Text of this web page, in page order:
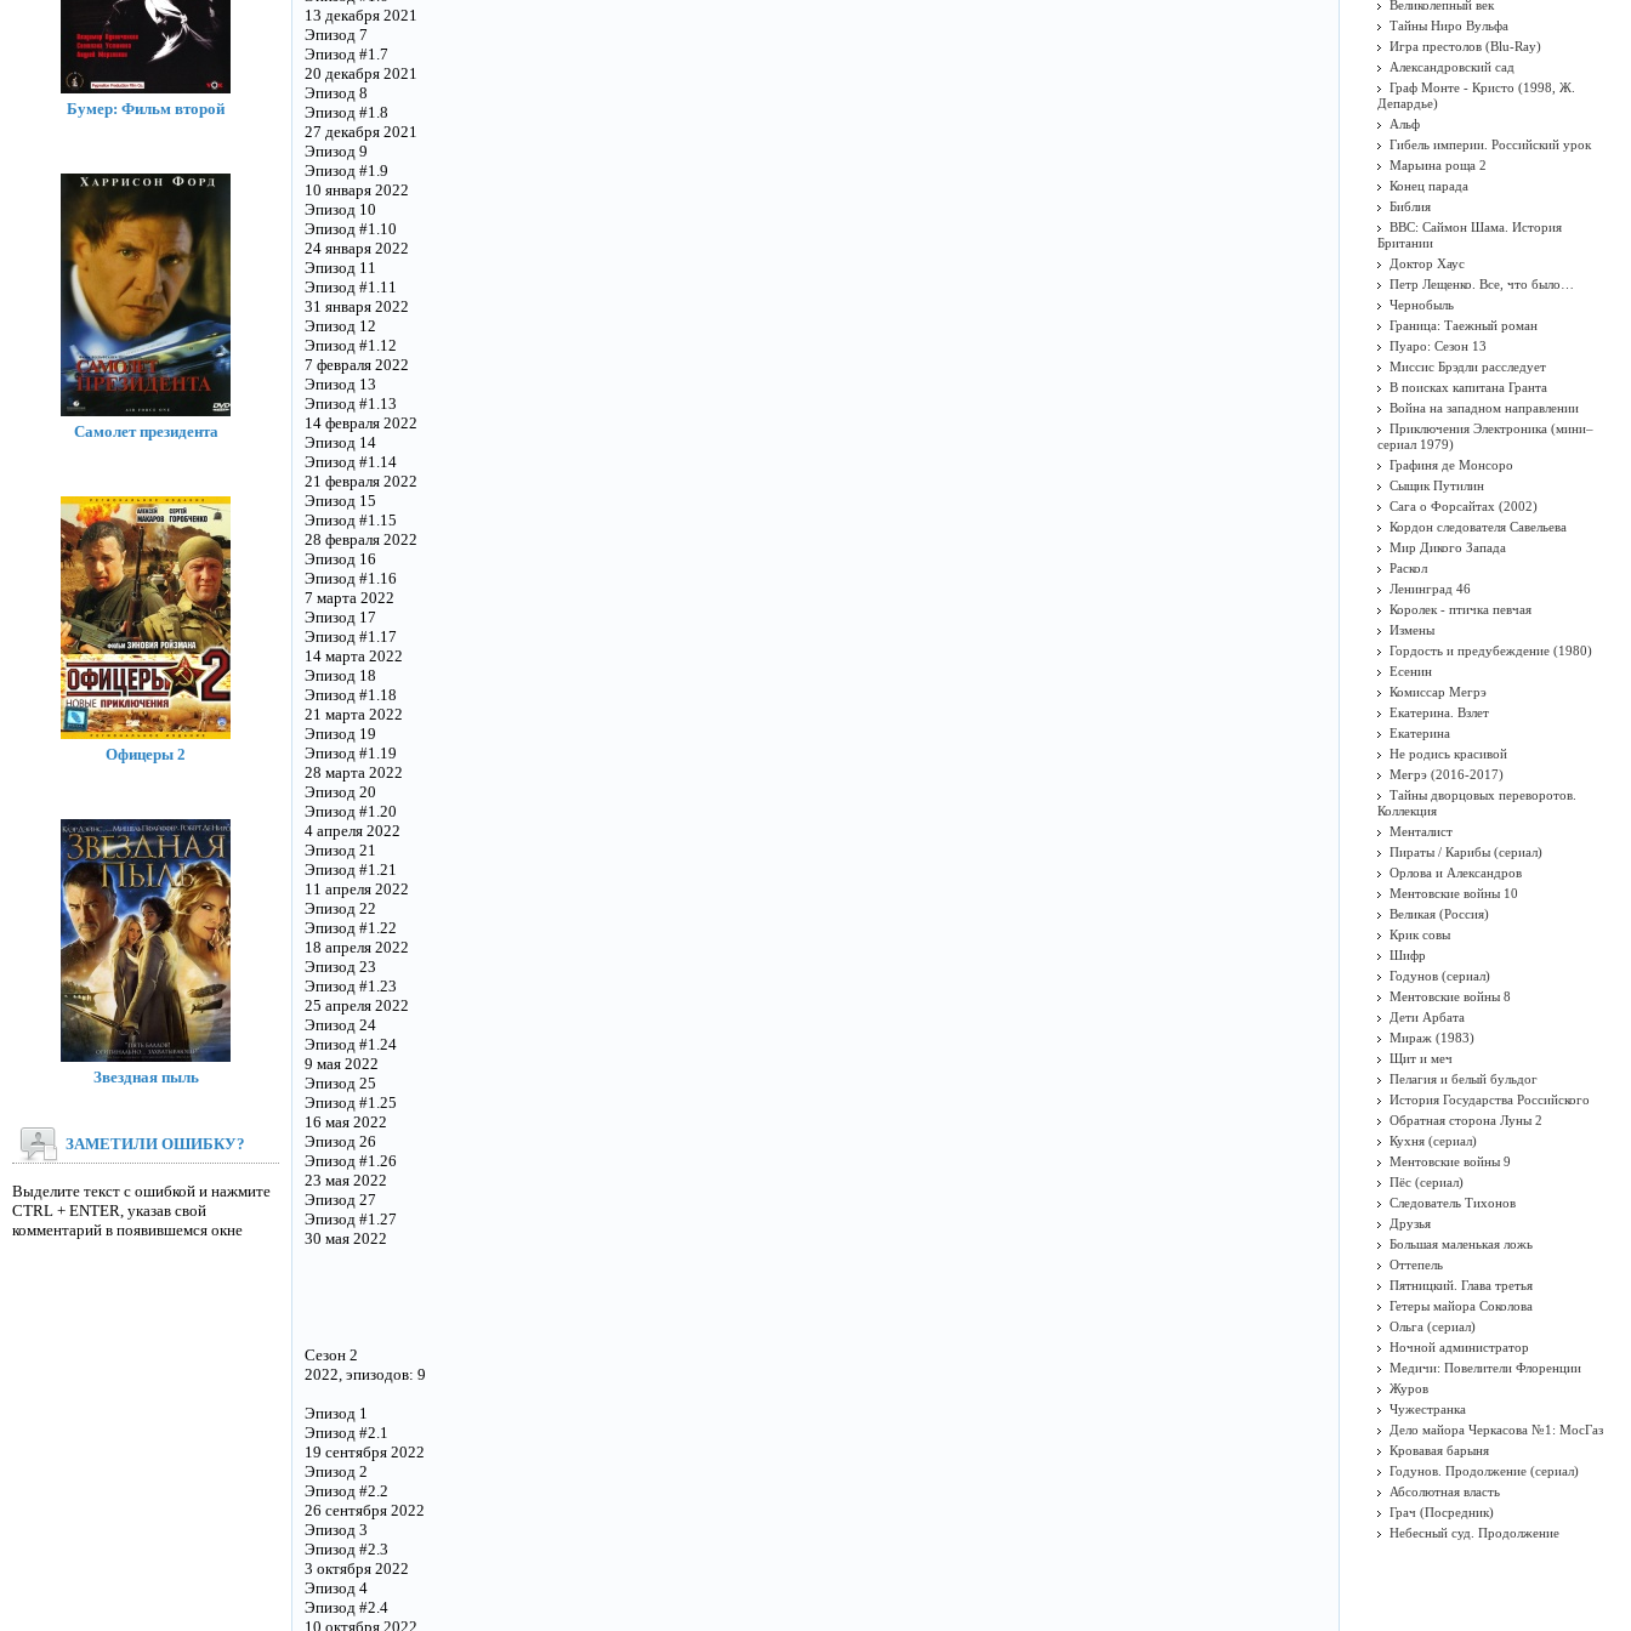
13 декабря 2021
Эпизод 7
Эпизод #1.7
20 декабря 2021
Эпизод 8
Эпизод #1.8
27 декабря 2021
Эпизод 9
Эпизод #1.9
10 января 2022
Эпизод 10
Эпизод #1.10
24 января 2022
Эпизод 11
Эпизод #1.11
31 января 2022
Эпизод 12
Эпизод #1.12
7 февраля 2022
Эпизод 13
Эпизод #1.13
14 февраля 2022
Эпизод 14
Эпизод #1.14
21 февраля 2022
Эпизод 15
Эпизод #1.15
28 февраля 2022
Эпизод 16
Эпизод #1.16
7 марта 2022
Эпизод 17
Эпизод #1.17
14 марта 2022
Эпизод 18
Эпизод #1.18
21 марта 2022
Эпизод 19
Эпизод #1.19
28 марта 2022
Эпизод 20
Эпизод #1.20
4 апреля 2022
Эпизод 21
Эпизод #1.21
11 апреля 2022
Эпизод 22
Эпизод #1.22
18 апреля 2022
Эпизод 23
Эпизод #1.23
25 апреля 2022
Эпизод 24
Эпизод #1.24
9 мая 2022
Эпизод 25
Эпизод #1.25
16 мая 2022
Эпизод 26
Эпизод #1.26
23 мая 2022
Эпизод 27
Эпизод #1.27
30 мая 2022
Сезон 2
2022, эпизодов: 9
Эпизод 1
Эпизод #2.1
19 сентября 2022
Эпизод 2
Эпизод #2.2
26 сентября 2022
Эпизод 3
Эпизод #2.3
3 октября 2022
Эпизод 4
Эпизод #2.4
10 октября 2022
Бумер: Фильм второй
Самолет президента
Офицеры 2
Звездная пыль
ЗАМЕТИЛИ ОШИБКУ?
Выделите текст с ошибкой и нажмите
CTRL + ENTER, указав свой
комментарий в появившемся окне
Великолепный век
Тайны Ниро Вульфа
Игра престолов (Blu-Ray)
Александровский сад
Граф Монте - Кристо (1998, Ж.
Депардье)
Альф
Гибель империи. Российский урок
Марьина роща 2
Конец парада
Библия
BBC: Саймон Шама. История
Британии
Доктор Хаус
Петр Лещенко. Все, что было…
Чернобыль
Граница: Таежный роман
Пуаро: Сезон 13
Миссис Брэдли расследует
В поисках капитана Гранта
Война на западном направлении
Приключения Электроника (мини–
сериал 1979)
Графиня де Монсоро
Сыщик Путилин
Сага о Форсайтах (2002)
Кордон следователя Савельева
Мир Дикого Запада
Раскол
Ленинград 46
Королек - птичка певчая
Измены
Гордость и предубеждение (1980)
Есенин
Комиссар Мегрэ
Екатерина. Взлет
Екатерина
Не родись красивой
Мегрэ (2016-2017)
Тайны дворцовых переворотов.
Коллекция
Менталист
Пираты / Карибы (сериал)
Орлова и Александров
Ментовские войны 10
Великая (Россия)
Крик совы
Шифр
Годунов (сериал)
Ментовские войны 8
Дети Арбата
Мираж (1983)
Щит и меч
Пелагия и белый бульдог
История Государства Российского
Обратная сторона Луны 2
Кухня (сериал)
Ментовские войны 9
Пёс (сериал)
Следователь Тихонов
Друзья
Большая маленькая ложь
Оттепель
Пятницкий. Глава третья
Гетеры майора Соколова
Ольга (сериал)
Ночной администратор
Медичи: Повелители Флоренции
Журов
Чужестранка
Дело майора Черкасова №1: МосГаз
Кровавая барыня
Годунов. Продолжение (сериал)
Абсолютная власть
Грач (Посредник)
Небесный суд. Продолжение